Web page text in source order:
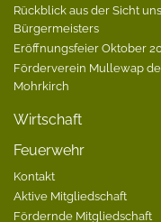
Rückblick aus der Sicht
Bürgermeisters
Eröffnungsfeier Oktober
Förderverein Mullewap
Mohrkirch
Wirtschaft
Feuerwehr
Kontakt
Aktive Mitgliedschaft
Fördernde Mitgliedschaft